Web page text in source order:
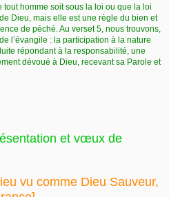
homme soit sous la loi ou que la loi
Dieu, mais elle est une règle du bien et
de péché. Au verset 5, nous trouvons,
l’évangile : la participation à la nature
répondant à la responsabilité, une
dévoué à Dieu, recevant sa Parole et
et vœux de
vu comme Dieu Sauveur,